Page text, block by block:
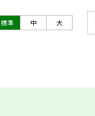
標準 中 大